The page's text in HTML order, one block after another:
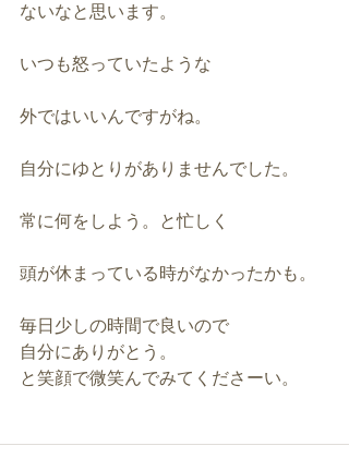
ないなと思います。
いつも怒っていたような
外ではいいんですがね。
自分にゆとりがありませんでした。
常に何をしよう。と忙しく
頭が休まっている時がなかったかも。
毎日少しの時間で良いので
自分にありがとう。
と笑顔で微笑んでみてくださーい。